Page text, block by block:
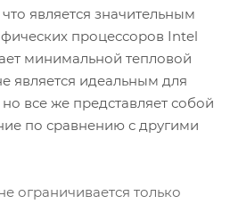
является значительным
процессоров Intel
минимальной тепловой
является идеальным для
все же представляет собой
по сравнению с другими
ограничивается только